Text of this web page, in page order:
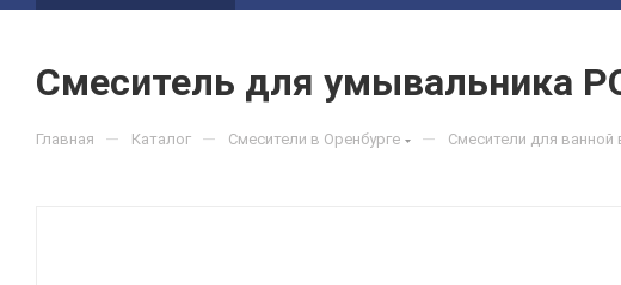
Смеситель для умывальника
Главная — Каталог — Смесители в Оренбурге — Смесители для ванной